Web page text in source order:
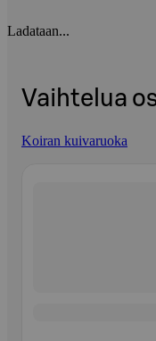
Ladataan...
Vaihtelua
Koiran kuivaruoka